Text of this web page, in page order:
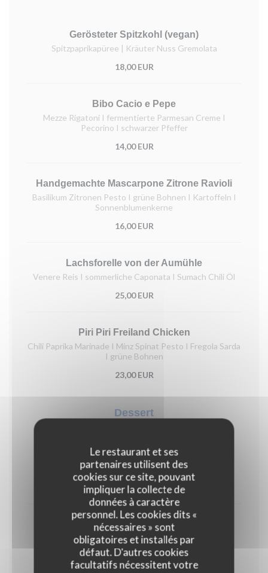
Le restaurant et ses
partenaires utilisent des
cookies sur ce site, pouvant
impliquer la collecte de
données à caractère
personnel. Les cookies dits «
nécessaires » sont
obligatoires et installés par
défaut. D'autres cookies
facultatifs nécessitent votre
Gerösteter Spitzkohl (vegan)
Spitzpaprikapüree | Kräuter Nuss Gremolata
18,00 EUR
Bibo Cacio e Pepe
Mezze Rigatoni I fermentierte Parmesan Creme I
Pecorino I schwarzer Pfeffer
14,00 EUR
Handgemachte Mascarpone Zitrone Ravioli
Basilikum Zitronen Pesto I grüne Bohnen I Kartoffeln I
Sonnenblumenkerne
16,00 EUR
Lachsforelle von der Aumühle
Venere Reis I sommerliche Caponata I Sumach Chili Öl
25,00 EUR
Piri Piri Freiland Chicken
Chili Paprika Marinade I Minz Spinat Pesto I Fregola Sarda
I grüne Bohnen
23,00 EUR
Dessert
Rhabarber Crumble (vegan)
8,00 EUR
Amarisu
8,00 EUR